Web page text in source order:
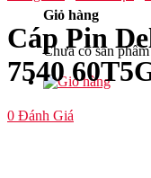
Giỏ hàng
Chưa có sản
Cáp Pin
7540
0 Đánh Giá